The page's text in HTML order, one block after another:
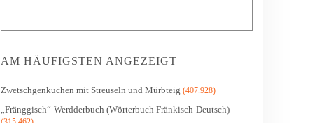
AM HÄUFIGSTEN ANGEZEIGT
Zwetschgenkuchen mit Streuseln und Mürbteig (407.928)
„Fränggisch“-Werdderbuch (Wörterbuch Fränkisch-Deutsch)